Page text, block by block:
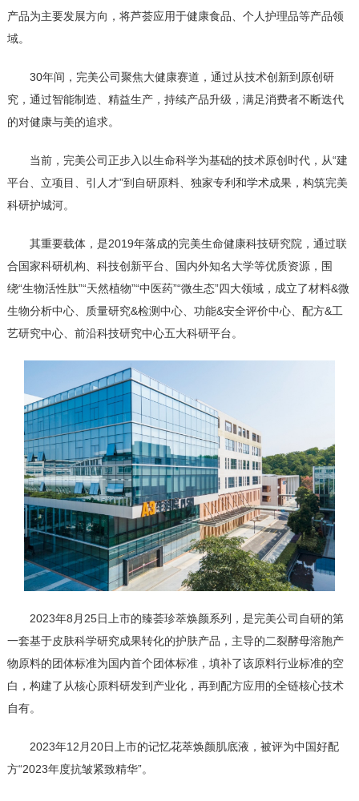
产品为主要发展方向，将芦荟应用于健康食品、个人护理品等产品领
域。
30年间，完美公司聚焦大健康赛道，通过从技术创新到原创研
究，通过智能制造、精益生产，持续产品升级，满足消费者不断迭代
的对健康与美的追求。
当前，完美公司正步入以生命科学为基础的技术原创时代，从“建
平台、立项目、引人才”到自研原料、独家专利和学术成果，构筑完美
科研护城河。
其重要载体，是2019年落成的完美生命健康科技研究院，通过联
合国家科研机构、科技创新平台、国内外知名大学等优质资源，围
绕“生物活性肽”“天然植物”“中医药”“微生态”四大领域，成立了材料&微
生物分析中心、质量研究&检测中心、功能&安全评价中心、配方&工
艺研究中心、前沿科技研究中心五大科研平台。
2023年8月25日上市的臻荟珍萃焕颜系列，是完美公司自研的第
一套基于皮肤科学研究成果转化的护肤产品，主导的二裂酵母溶胞产
物原料的团体标准为国内首个团体标准，填补了该原料行业标准的空
白，构建了从核心原料研发到产业化，再到配方应用的全链核心技术
自有。
2023年12月20日上市的记忆花萃焕颜肌底液，被评为中国好配
方“2023年度抗皱紧致精华”。